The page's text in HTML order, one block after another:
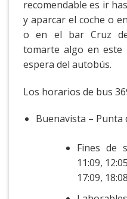
recomendable es ir
y aparcar el coche o
o en el bar Cruz
tomarte algo en este
espera del autobús.
Los horarios de bus
Buenavista – Punta
Fines de
11:09,
17:09, 18:08